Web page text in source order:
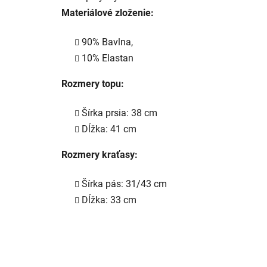
Materiálové zloženie:
90% Bavlna,
10% Elastan
Rozmery topu:
Šírka prsia: 38 cm
Dĺžka: 41 cm
Rozmery kraťasy:
Šírka pás: 31/43 cm
Dĺžka: 33 cm